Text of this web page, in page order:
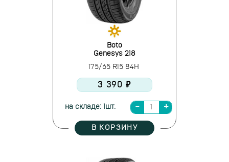
Boto
Genesys 218
175/65 R15 84H
3 390 ₽
на складе: 1шт.
В КОРЗИНУ